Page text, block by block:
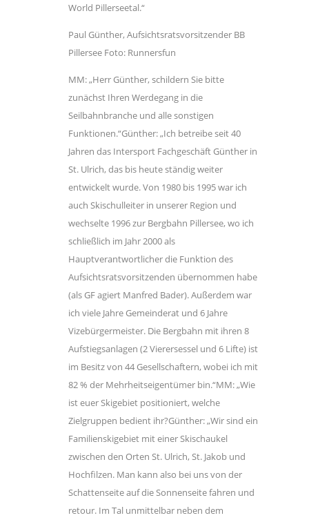
World Pillerseetal.“
Paul Günther, Aufsichtsratsvorsitzender BB
Pillersee Foto: Runnersfun
MM: „Herr Günther, schildern Sie bitte
zunächst Ihren Werdegang in die
Seilbahnbranche und alle sonstigen
Funktionen.“Günther: „Ich betreibe seit 40
Jahren das Intersport Fachgeschäft Günther in
St. Ulrich, das bis heute ständig weiter
entwickelt wurde. Von 1980 bis 1995 war ich
auch Skischulleiter in unserer Region und
wechselte 1996 zur Bergbahn Pillersee, wo ich
schließlich im Jahr 2000 als
Hauptverantwortlicher die Funktion des
Aufsichtsratsvorsitzenden übernommen habe
(als GF agiert Manfred Bader). Außerdem war
ich viele Jahre Gemeinderat und 6 Jahre
Vizebürgermeister. Die Bergbahn mit ihren 8
Aufstiegsanlagen (2 Vierersessel und 6 Lifte) ist
im Besitz von 44 Gesellschaftern, wobei ich mit
82 % der Mehrheitseigentümer bin.“MM: „Wie
ist euer Skigebiet positioniert, welche
Zielgruppen bedient ihr?Günther: „Wir sind ein
Familienskigebiet mit einer Skischaukel
zwischen den Orten St. Ulrich, St. Jakob und
Hochfilzen. Man kann also bei uns von der
Schattenseite auf die Sonnenseite fahren und
retour. Im Tal unmittelbar neben dem